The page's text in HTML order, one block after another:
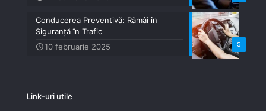
5
Conducerea Preventivă: Rămâi în
Siguranță în Trafic
10 februarie 2025
Link-uri utile